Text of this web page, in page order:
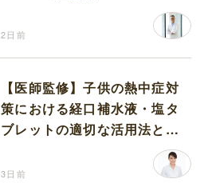
2日前
【医師監修】子供の熱中症対
策における経口補水液・塩タ
ブレットの適切な活用法と水
3日前